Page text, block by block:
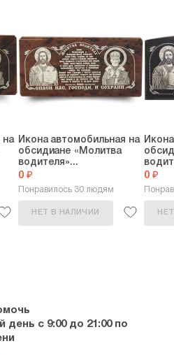
на
Икона автомобильная на
обсидиане «Молитва
водителя»...
0 ₽
Понравилось 30 людям
НЕТ В НАЛИЧИИ
0 ₽
с 9:00 до 21:00 по